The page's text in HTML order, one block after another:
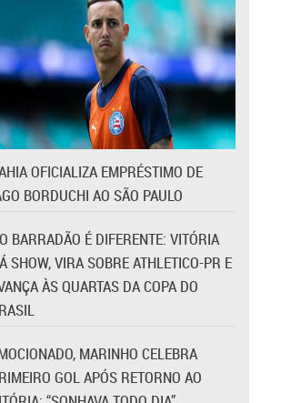
OFICIALIZA EMPRÉSTIMO DE
BORDUCHI AO SÃO PAULO
BARRADÃO É DIFERENTE: VITÓRIA
SHOW, VIRA SOBRE ATHLETICO-PR E
ÀS QUARTAS DA COPA DO
MARINHO CELEBRA
GOL APÓS RETORNO AO